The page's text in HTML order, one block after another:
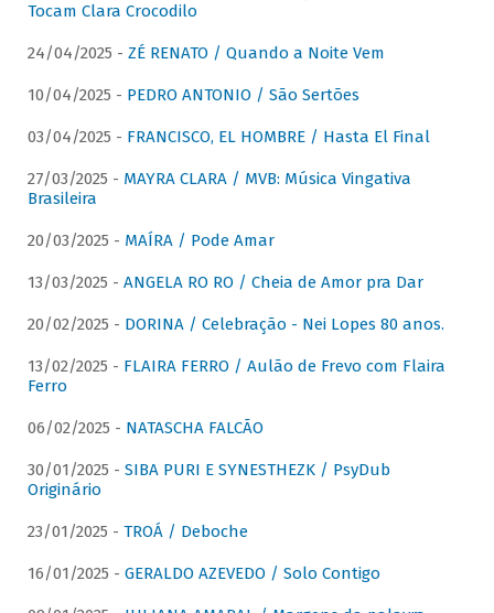
Tocam Clara Crocodilo
24/04/2025 - ZÉ RENATO / Quando a Noite Vem
10/04/2025 - PEDRO ANTONIO / São Sertões
03/04/2025 - FRANCISCO, EL HOMBRE / Hasta El Final
27/03/2025 - MAYRA CLARA / MVB: Música Vingativa
Brasileira
20/03/2025 - MAÍRA / Pode Amar
13/03/2025 - ANGELA RO RO / Cheia de Amor pra Dar
20/02/2025 - DORINA / Celebração - Nei Lopes 80 anos.
13/02/2025 - FLAIRA FERRO / Aulão de Frevo com Flaira
Ferro
06/02/2025 - NATASCHA FALCÃO
30/01/2025 - SIBA PURI E SYNESTHEZK / PsyDub
Originário
23/01/2025 - TROÁ / Deboche
16/01/2025 - GERALDO AZEVEDO / Solo Contigo